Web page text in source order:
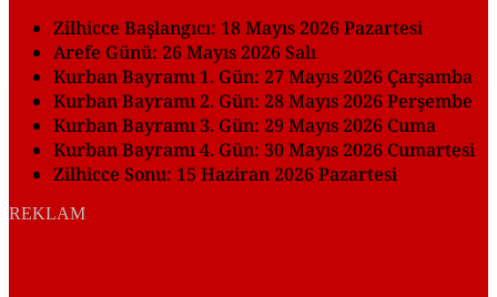
Zilhicce Başlangıcı: 18 Mayıs 2026 Pazartesi
Arefe Günü: 26 Mayıs 2026 Salı
Kurban Bayramı 1. Gün: 27 Mayıs 2026 Çarşamba
Kurban Bayramı 2. Gün: 28 Mayıs 2026 Perşembe
Kurban Bayramı 3. Gün: 29 Mayıs 2026 Cuma
Kurban Bayramı 4. Gün: 30 Mayıs 2026 Cumartesi
Zilhicce Sonu: 15 Haziran 2026 Pazartesi
REKLAM